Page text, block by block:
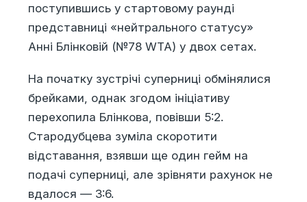
поступившись у стартовому раунді
представниці «нейтрального статусу»
Анні Блінковій (№78 WTA) у двох сетах.
На початку зустрічі суперниці обмінялися
брейками, однак згодом ініціативу
перехопила Блінкова, повівши 5:2.
Стародубцева зуміла скоротити
відставання, взявши ще один гейм на
подачі суперниці, але зрівняти рахунок не
вдалося — 3:6.